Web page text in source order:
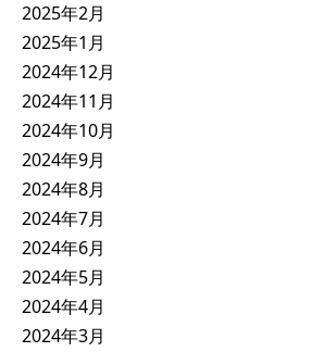
2025年2月
2025年1月
2024年12月
2024年11月
2024年10月
2024年9月
2024年8月
2024年7月
2024年6月
2024年5月
2024年4月
2024年3月